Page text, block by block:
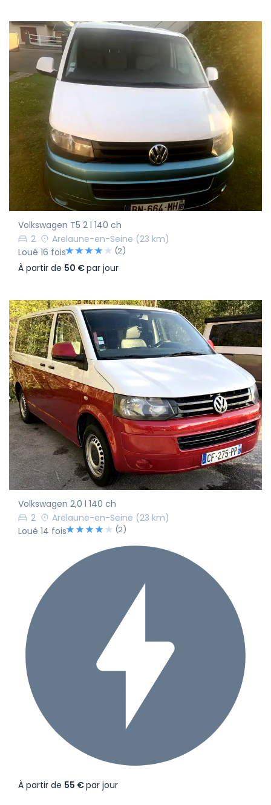
Volkswagen T5 2 l 140 ch
2
Arelaune-en-Seine (23 km)
Loué 16 fois
(2)
À partir de 50 €par jour
Volkswagen 2,0 l 140 ch
2
Arelaune-en-Seine (23 km)
Loué 14 fois
(2)
À partir de 55 €par jour